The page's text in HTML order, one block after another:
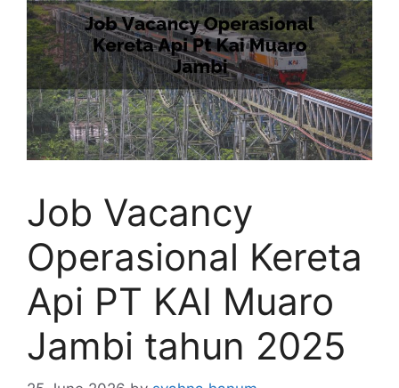
Job Vacancy
Operasional Kereta
Api PT KAI Muaro
Jambi tahun 2025